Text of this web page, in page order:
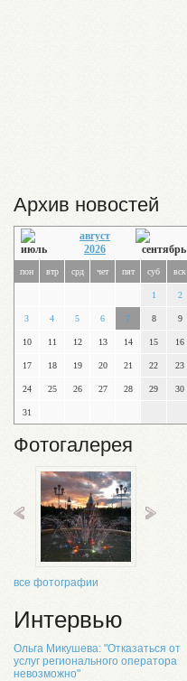
Архив новостей
август
2026
пон втр срд чет пят суб вск
1 2
3 4 5 6 7 8 9
10 11 12 13 14 15 16
17 18 19 20 21 22 23
24 25 26 27 28 29 30
31
Фотогалерея
все фотографии
Интервью
Ольга Микушева: "Отказаться от
услуг регионального оператора
невозможно"